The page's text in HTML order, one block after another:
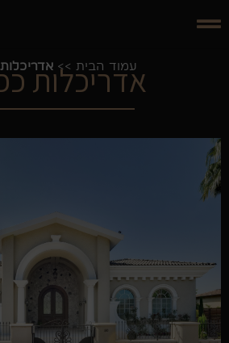
עמוד הבית >>
אדריכלות